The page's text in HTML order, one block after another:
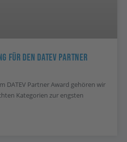
Für Den DATEV Partner
DATEV Partner Award gehören wir
Kategorien zur engsten